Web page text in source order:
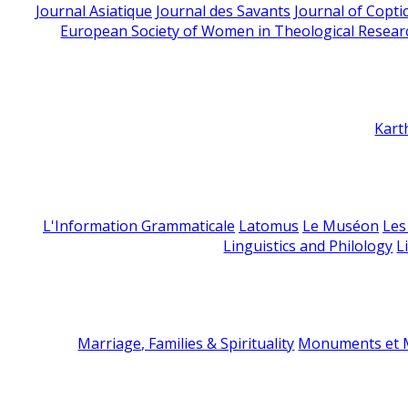
Journal Asiatique Journal des Savants Journal of
European Society of Women in Theological
L'Information Grammaticale Latomus Le Muséon
Linguistics and Philology
Marriage, Families & Spirituality Monuments et